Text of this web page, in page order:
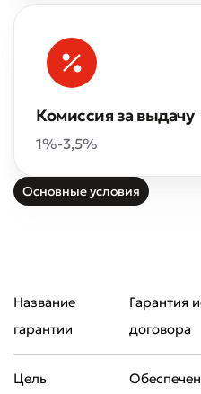
Комиссия за выдачу
1%-3,5%
Основные условия
Название
гарантии
Гарантия
договора
Цель